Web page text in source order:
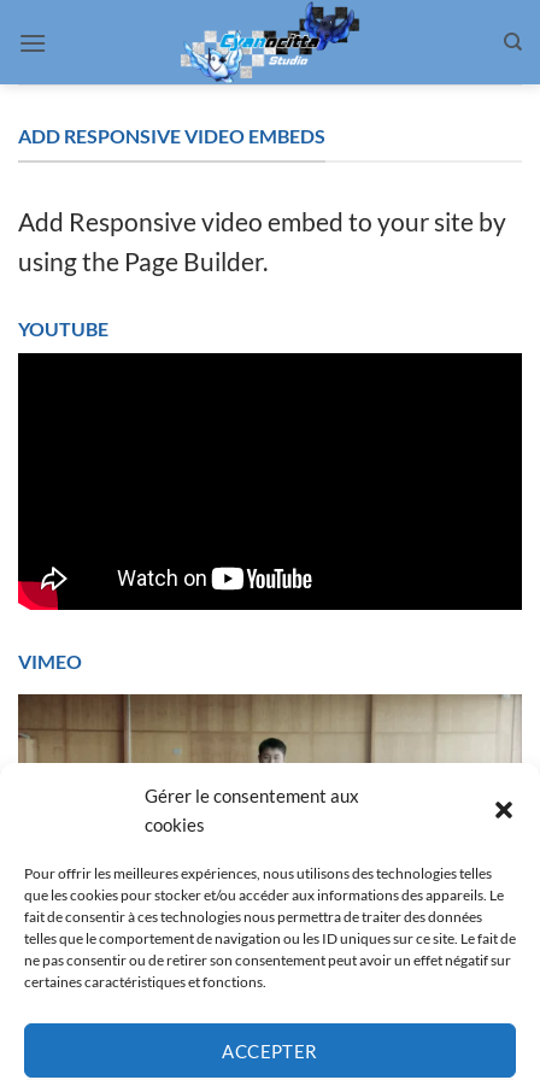
Gérer le consentement aux
cookies
Pour offrir les meilleures expériences, nous utilisons des technologies telles
que les cookies pour stocker et/ou accéder aux informations des appareils. Le
fait de consentir à ces technologies nous permettra de traiter des données
telles que le comportement de navigation ou les ID uniques sur ce site. Le fait de
ne pas consentir ou de retirer son consentement peut avoir un effet négatif sur
certaines caractéristiques et fonctions.
ACCEPTER
ADD RESPONSIVE VIDEO EMBEDS
Add Responsive video embed to your site by
using the Page Builder.
YOUTUBE
VIMEO